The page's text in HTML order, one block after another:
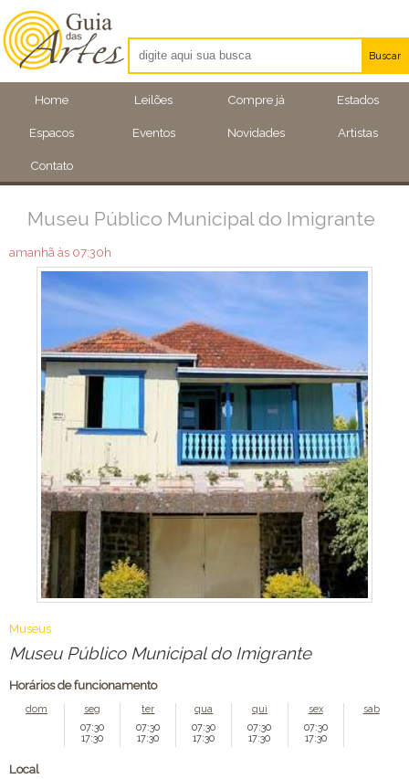
Home Leilões Compre já Estados
Espacos Eventos Novidades Artistas
Contato
Buscar
Artistas
Eventos
Museu Público Municipal do Imigrante
amanhã às 07:30h
Museus
Museu Público Municipal do Imigrante
Horários de funcionamento
dom
seg
07:30
17:30
ter
07:30
17:30
qua
07:30
17:30
qui
07:30
17:30
sex
07:30
17:30
sab
Local